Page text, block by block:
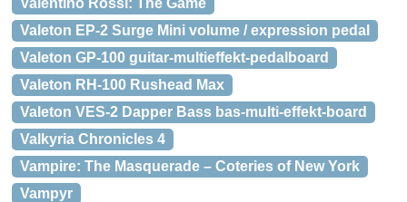
Valentino Rossi: The Game
Valeton EP-2 Surge Mini volume / expression pedal
Valeton GP-100 guitar-multieffekt-pedalboard
Valeton RH-100 Rushead Max
Valeton VES-2 Dapper Bass bas-multi-effekt-board
Valkyria Chronicles 4
Vampire: The Masquerade – Coteries of New York
Vampyr